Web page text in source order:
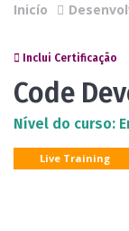
Inicío
Inclui Certificação
Code
Nível do curso:
Live Training